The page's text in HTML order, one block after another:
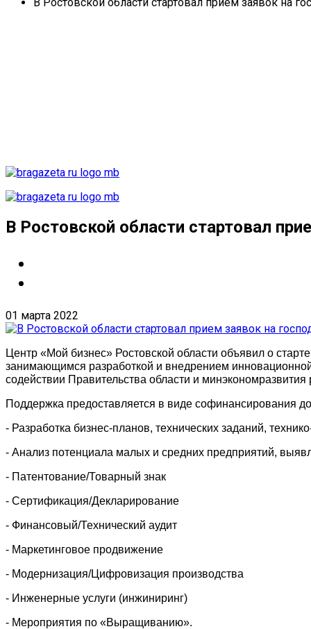
В Ростовской области стартовал
01 марта 2022
Центр «Мой бизнес» Ростовской области объявил о
занимающимся разработкой и внедрением
содействии Правительства области и минэкономразвития
Поддержка предоставляется в виде софинансирования
- Разработка бизнес-планов, технических заданий,
- Анализ потенциала малых и средних предприятий,
- Патентование/Товарный знак
- Сертификация/Декларирование
- Финансовый/Технический аудит
- Маркетинговое продвижение
- Модернизация/Цифровизация производства
- Инженерные услуги (инжиниринг)
- Мероприятия по «Выращиванию».